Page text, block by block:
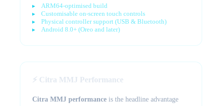
ARM64-optimised build
Customisable on-screen touch controls
Physical controller support (USB & Bluetooth)
Android 8.0+ (Oreo and later)
⚡ Citra MMJ Performance
Citra MMJ performance is the headline advantage